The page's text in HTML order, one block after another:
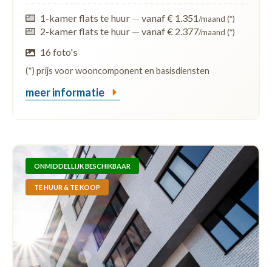
1-kamer flats te huur — vanaf € 1.351/maand (*)
2-kamer flats te huur — vanaf € 2.377/maand (*)
16 foto's
(*) prijs voor wooncomponent en basisdiensten
meer informatie
ONMIDDELLIJK BESCHIKBAAR
TE HUUR & TE KOOP